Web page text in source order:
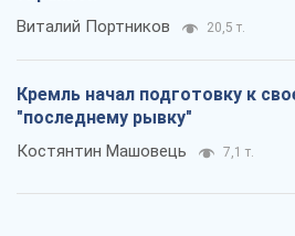
Виталий Портников 20,5 т.
Кремль начал подготовку к
"последнему рывку"
Костянтин Машовець 7,1 т.